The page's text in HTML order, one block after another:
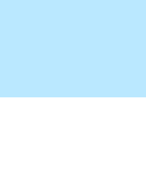
核對(公告第